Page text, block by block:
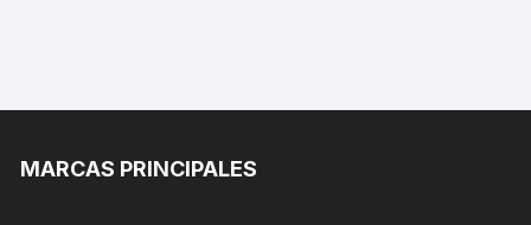
MARCAS PRINCIPALES